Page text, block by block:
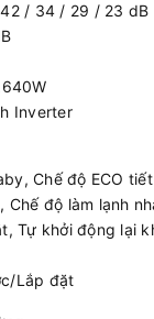
/ 34 / 29 / 23 dB
Inverter
Chế độ ECO
Chế độ làm lạnh
Tự khởi động lại
Lắp đặt